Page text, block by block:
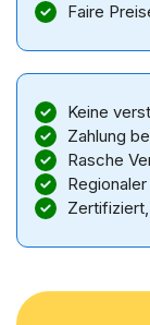
Faire
Keine
Zahlung
Rasche